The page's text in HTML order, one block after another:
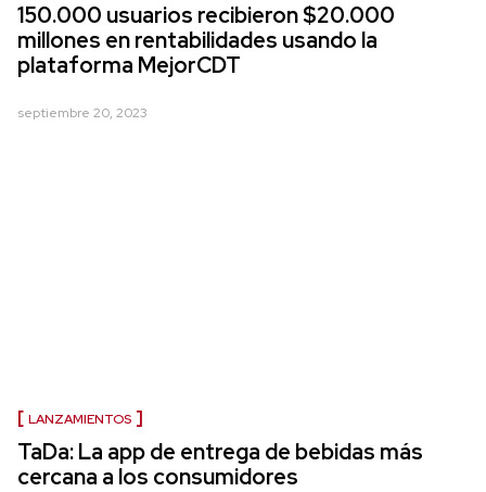
150.000 usuarios recibieron $20.000
millones en rentabilidades usando la
plataforma MejorCDT
septiembre 20, 2023
LANZAMIENTOS
TaDa: La app de entrega de bebidas más
cercana a los consumidores